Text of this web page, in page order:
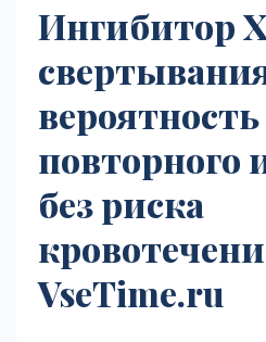
Ингибитор
вероятность
повторного
без риска
VseTime.ru